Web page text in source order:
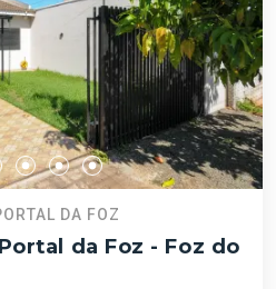
DA FOZ
da Foz - Foz do